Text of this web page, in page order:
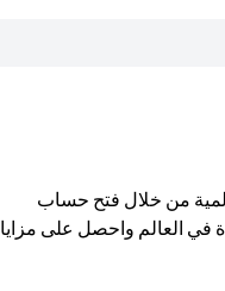
من خلال فتح حساب
في العالم واحصل على مزايا